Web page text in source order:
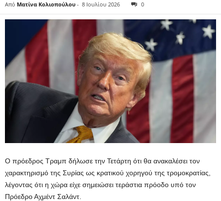
Από Ματίνα Κολιοπούλου - 8 Ιουλίου 2026 0
Ο πρόεδρος Τραμπ δήλωσε την Τετάρτη ότι θα ανακαλέσει τον
χαρακτηρισμό της Συρίας ως κρατικού χορηγού της τρομοκρατίας,
λέγοντας ότι η χώρα είχε σημειώσει τεράστια πρόοδο υπό τον
Πρόεδρο Αχμέντ Σαλάντ.